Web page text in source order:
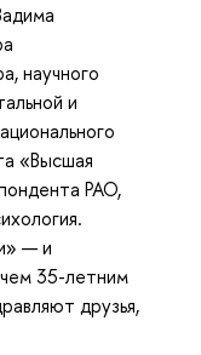
научного
и
«Высшая
РАО,
— и
35-летним
друзья,